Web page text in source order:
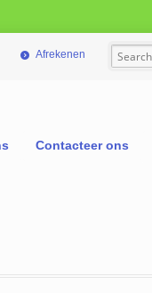
Afrekenen
Contacteer ons